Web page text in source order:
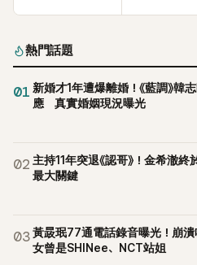
熱門話題
01 新婚才1年遭爆離婚！《藍調》韓
應 真實婚姻現況曝光
02 主持11年突退《認哥》！金希澈
最大關鍵
03黃晸珉77通電話錄音曝光！崩潰
女曾是SHINee、NCT站姐